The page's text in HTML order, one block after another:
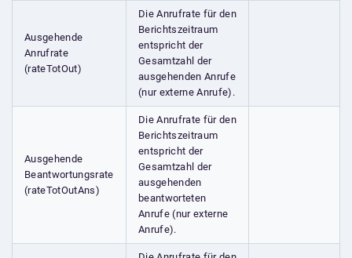
Ausgehende
Anrufrate
(rateTotOut)
Die Anrufrate für den
Berichtszeitraum
entspricht der
Gesamtzahl der
ausgehenden Anrufe
(nur externe Anrufe).
Ausgehende
Beantwortungsrate
(rateTotOutAns)
Die Anrufrate für den
Berichtszeitraum
entspricht der
Gesamtzahl der
ausgehenden
beantworteten
Anrufe (nur externe
Anrufe).